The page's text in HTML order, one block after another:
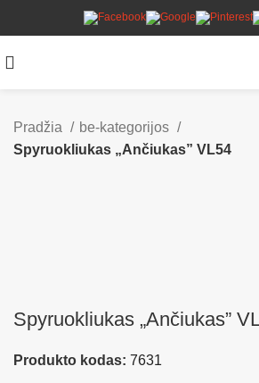
Pradžia
be-kategorijos
Spyruokliukas „Ančiukas” VL54
Spyruokliukas „Ančiukas”
Produkto kodas: 7631